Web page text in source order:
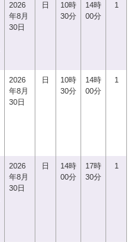
2026
年8月
30日
日
10時
30分
14時
00分
1
2026
年8月
30日
日
10時
30分
14時
00分
1
2026
年8月
30日
日
14時
00分
17時
30分
1